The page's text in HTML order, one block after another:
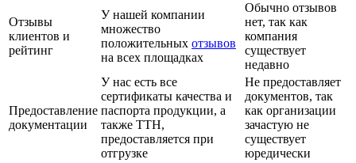
Отзывы
клиентов и
рейтинг
У нашей компании
множество
положительных отзывов
на всех площадках
Обычно отзывов
нет, так как
компания
существует
недавно
Предоставление
документации
У нас есть все
сертификаты качества и
паспорта продукции, а
также ТТН,
предоставляется при
отгрузке
Не предоставляет
документов, так
как организации
зачастую не
существует
юредически